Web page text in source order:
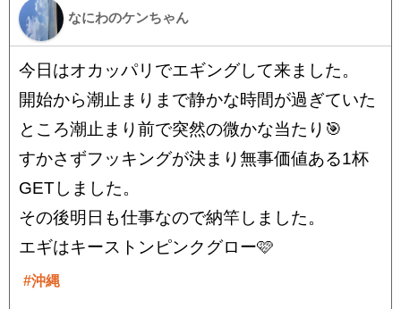
なにわのケンちゃん
今日はオカッパリでエギングして来ました。
開始から潮止まりまで静かな時間が過ぎていた
ところ潮止まり前で突然の微かな当たり🎯
すかさずフッキングが決まり無事価値ある1杯
GETしました。
その後明日も仕事なので納竿しました。
エギはキーストンピンクグロー🩷
#沖縄